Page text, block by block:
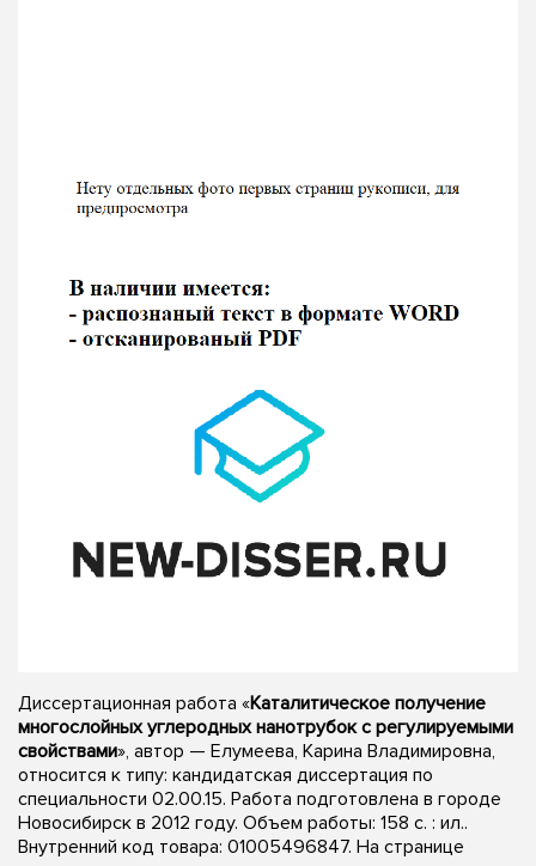
Диссертационная работа «Каталитическое получение
многослойных углеродных нанотрубок с регулируемыми
свойствами», автор — Елумеева, Карина Владимировна,
относится к типу: кандидатская диссертация по
специальности 02.00.15. Работа подготовлена в городе
Новосибирск в 2012 году. Объем работы: 158 с. : ил..
Внутренний код товара: 01005496847. На странице